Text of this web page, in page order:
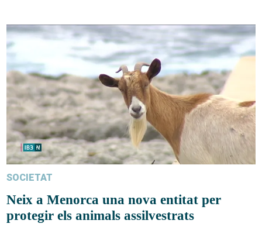
SOCIETAT
Neix a Menorca una nova entitat per
protegir els animals assilvestrats